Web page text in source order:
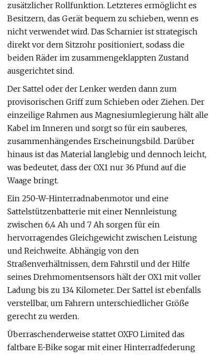
zusätzlicher Rollfunktion. Letzteres ermöglicht es
Besitzern, das Gerät bequem zu schieben, wenn es
nicht verwendet wird. Das Scharnier ist strategisch
direkt vor dem Sitzrohr positioniert, sodass die
beiden Räder im zusammengeklappten Zustand
ausgerichtet sind.
Der Sattel oder der Lenker werden dann zum
provisorischen Griff zum Schieben oder Ziehen. Der
einzeilige Rahmen aus Magnesiumlegierung hält alle
Kabel im Inneren und sorgt so für ein sauberes,
zusammenhängendes Erscheinungsbild. Darüber
hinaus ist das Material langlebig und dennoch leicht,
was bedeutet, dass der OX1 nur 36 Pfund auf die
Waage bringt.
Ein 250-W-Hinterradnabenmotor und eine
Sattelstützenbatterie mit einer Nennleistung
zwischen 6,4 Ah und 7 Ah sorgen für ein
hervorragendes Gleichgewicht zwischen Leistung
und Reichweite. Abhängig von den
Straßenverhältnissen, dem Fahrstil und der Hilfe
seines Drehmomentsensors hält der OX1 mit voller
Ladung bis zu 134 Kilometer. Der Sattel ist ebenfalls
verstellbar, um Fahrern unterschiedlicher Größe
gerecht zu werden.
Überraschenderweise stattet OXFO ​​Limited das
faltbare E-Bike sogar mit einer Hinterradfederung